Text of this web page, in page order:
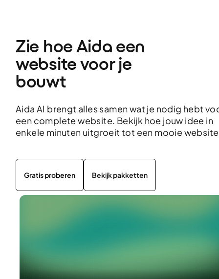
Zie hoe Aida een
website voor je
bouwt
Aida AI brengt alles samen wat je nodig hebt
een complete website. Bekijk hoe jouw idee in
enkele minuten uitgroeit tot een mooie
Gratis proberen Bekijk pakketten